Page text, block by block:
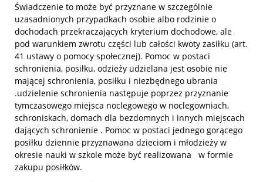
Świadczenie to może być przyznane w szczególnie
uzasadnionych przypadkach osobie albo rodzinie o
dochodach przekraczających kryterium dochodowe, ale
pod warunkiem zwrotu części lub całości kwoty zasiłku (art.
41 ustawy o pomocy społecznej). Pomoc w postaci
schronienia, posiłku, odzieży udzielana jest osobie nie
mającej schronienia, posiłku i niezbędnego ubrania
.udzielenie schronienia następuje poprzez przyznanie
tymczasowego miejsca noclegowego w noclegowniach,
schroniskach, domach dla bezdomnych i innych miejscach
dających schronienie . Pomoc w postaci jednego gorącego
posiłku dziennie przyznawana dzieciom i młodzieży w
okresie nauki w szkole może być realizowana w formie
zakupu posiłków.